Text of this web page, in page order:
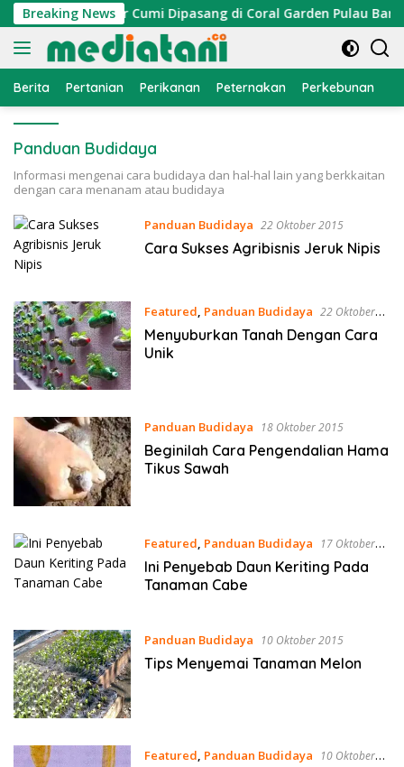
Langsung
ke
konten
Breaking News
Atraktor Cumi Dipasang di Coral Garden Pulau Barrang
Berita Pertanian Perikanan Peternakan Perkebunan
Panduan Budidaya
Informasi mengenai cara budidaya dan hal-hal lain yang berkkaitan
dengan cara menanam atau budidaya
Panduan Budidaya 22 Oktober 2015
Cara Sukses Agribisnis Jeruk Nipis
Featured, Panduan Budidaya 22 Oktober
2015
Menyuburkan Tanah Dengan Cara
Unik
Panduan Budidaya 18 Oktober 2015
Beginilah Cara Pengendalian Hama
Tikus Sawah
Featured, Panduan Budidaya
17 Oktober
2015
Ini Penyebab Daun Keriting Pada
Tanaman Cabe
Panduan Budidaya 10 Oktober 2015
Tips Menyemai Tanaman Melon
Featured, Panduan Budidaya
10 Oktober